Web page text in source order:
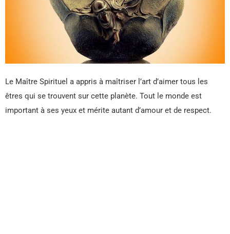
Le Maître Spirituel a appris à maîtriser l’art d’aimer tous les
êtres qui se trouvent sur cette planète. Tout le monde est
important à ses yeux et mérite autant d’amour et de respect.